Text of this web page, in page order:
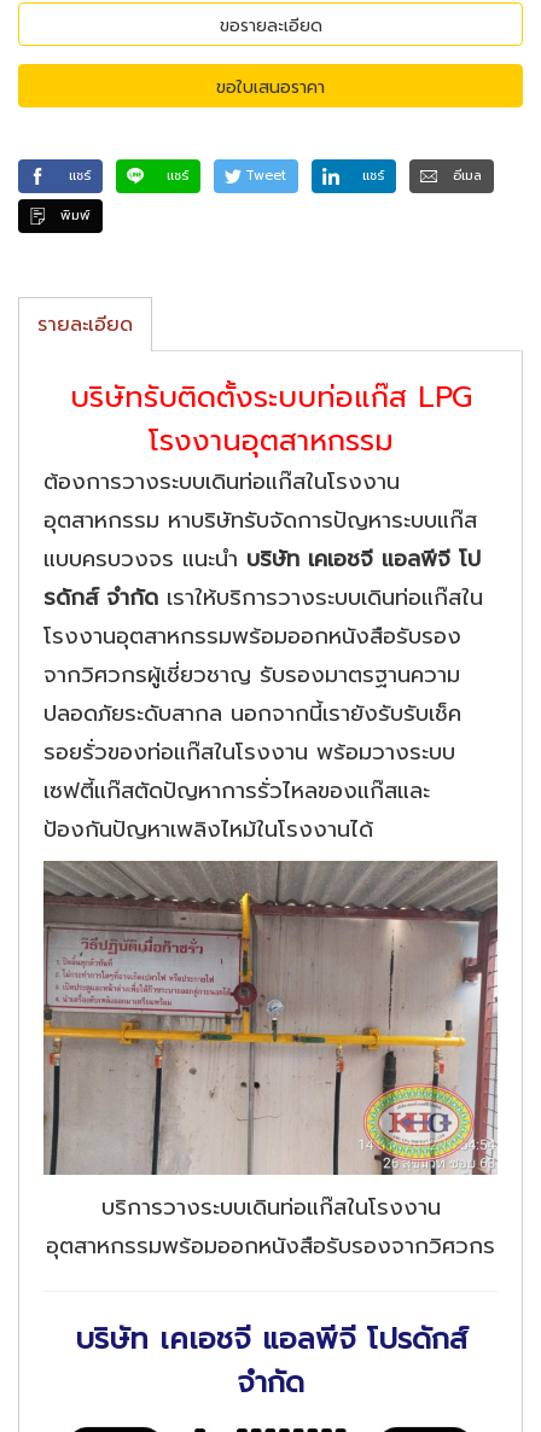
ขอรายละเอียด
ขอใบเสนอราคา
แชร์ แชร์ Tweet แชร์
อีเมล
พิมพ์
รายละเอียด
บริษัทรับติดตั้งระบบท่อแก๊ส LPG
โรงงานอุตสาหกรรม
ต้องการวางระบบเดินท่อแก๊สในโรงงาน
อุตสาหกรรม หาบริษัทรับจัดการปัญหาระบบแก๊ส
แบบครบวงจร แนะนำ บริษัท เคเอชจี แอลพีจี โป
รดักส์ จำกัด เราให้บริการวางระบบเดินท่อแก๊สใน
โรงงานอุตสาหกรรมพร้อมออกหนังสือรับรอง
จากวิศวกรผู้เชี่ยวชาญ รับรองมาตรฐานความ
ปลอดภัยระดับสากล นอกจากนี้เรายังรับรับเช็ค
รอยรั่วของท่อแก๊สในโรงงาน พร้อมวางระบบ
เซฟตี้แก๊สตัดปัญหาการรั่วไหลของแก๊สและ
ป้องกันปัญหาเพลิงไหม้ในโรงงานได้
บริการวางระบบเดินท่อแก๊สในโรงงาน
อุตสาหกรรมพร้อมออกหนังสือรับรองจากวิศวกร
บริษัท เคเอชจี แอลพีจี โปรดักส์
จำกัด